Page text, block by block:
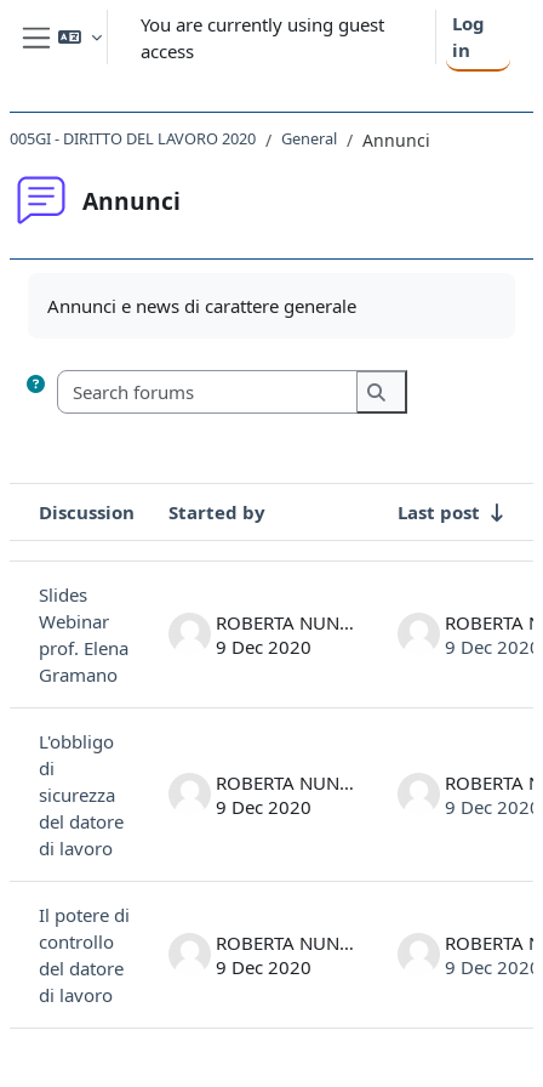
Skip to main content
Side panel
You are currently using guest
access
Log
in
005GI - DIRITTO DEL LAVORO 2020 General Annunci
Annunci
Annunci e news di carattere generale
Search forums
Search forums
Status
Discussion Started by Last post
Slides
Webinar
prof. Elena
Gramano
ROBERTA NUNIN
9 Dec 2020
9 Dec 2020
L'obbligo
di
sicurezza
del datore
di lavoro
ROBERTA NUNIN
9 Dec 2020
9 Dec 2020
Il potere di
controllo
del datore
di lavoro
ROBERTA NUNIN
9 Dec 2020
9 Dec 2020